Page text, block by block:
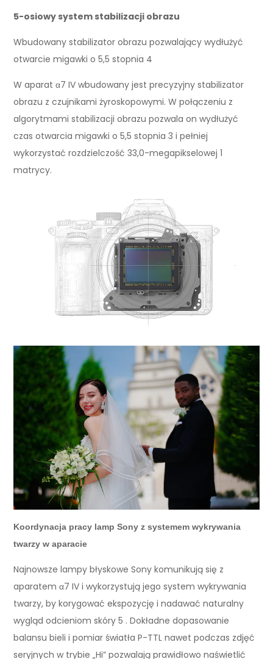
5-osiowy system stabilizacji obrazu
Wbudowany stabilizator obrazu pozwalający wydłużyć
otwarcie migawki o 5,5 stopnia 4
W aparat α7 IV wbudowany jest precyzyjny stabilizator
obrazu z czujnikami żyroskopowymi. W połączeniu z
algorytmami stabilizacji obrazu pozwala on wydłużyć
czas otwarcia migawki o 5,5 stopnia 3 i pełniej
wykorzystać rozdzielczość 33,0-megapikselowej 1
matrycy.
Koordynacja pracy lamp Sony z systemem wykrywania
twarzy w aparacie
Najnowsze lampy błyskowe Sony komunikują się z
aparatem α7 IV i wykorzystują jego system wykrywania
twarzy, by korygować ekspozycję i nadawać naturalny
wygląd odcieniom skóry 5 . Dokładne dopasowanie
balansu bieli i pomiar światła P-TTL nawet podczas zdjęć
seryjnych w trybie „Hi” pozwalają prawidłowo naświetlić